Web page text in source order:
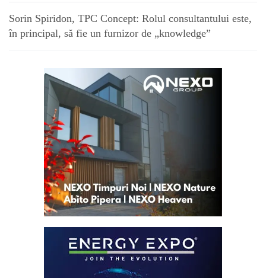
Sorin Spiridon, TPC Concept: Rolul consultantului este,
în principal, să fie un furnizor de „knowledge”